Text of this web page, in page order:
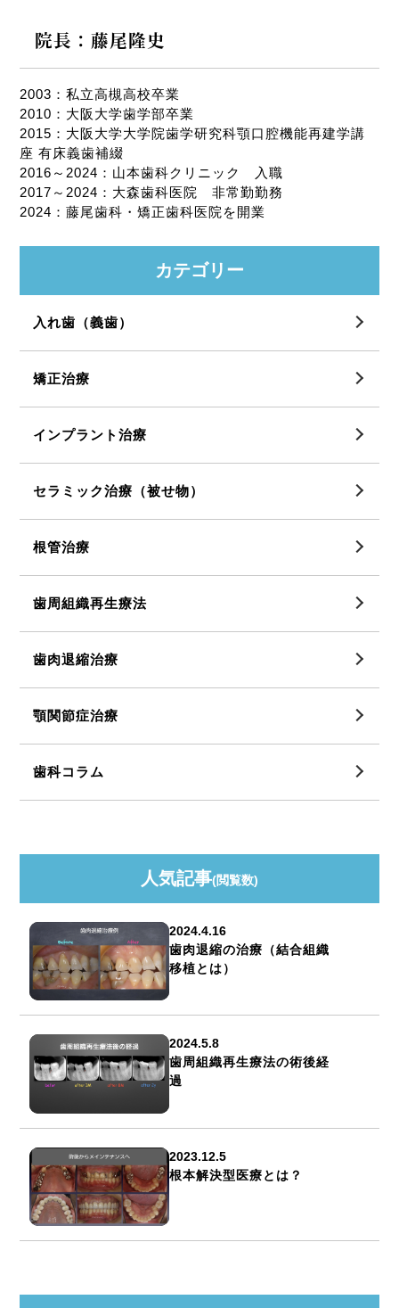
院長：藤尾隆史
2003：私立高槻高校卒業
2010：大阪大学歯学部卒業
2015：大阪大学大学院歯学研究科顎口腔機能再建学講
座 有床義歯補綴
2016～2024：山本歯科クリニック 入職
2017～2024：大森歯科医院 非常勤勤務
2024：藤尾歯科・矯正歯科医院を開業
カテゴリー
入れ歯（義歯）
矯正治療
インプラント治療
セラミック治療（被せ物）
根管治療
歯周組織再生療法
歯肉退縮治療
顎関節症治療
歯科コラム
人気記事(閲覧数)
2024.4.16
歯肉退縮の治療（結合組織
移植とは）
2024.5.8
歯周組織再生療法の術後経
過
2023.12.5
根本解決型医療とは？